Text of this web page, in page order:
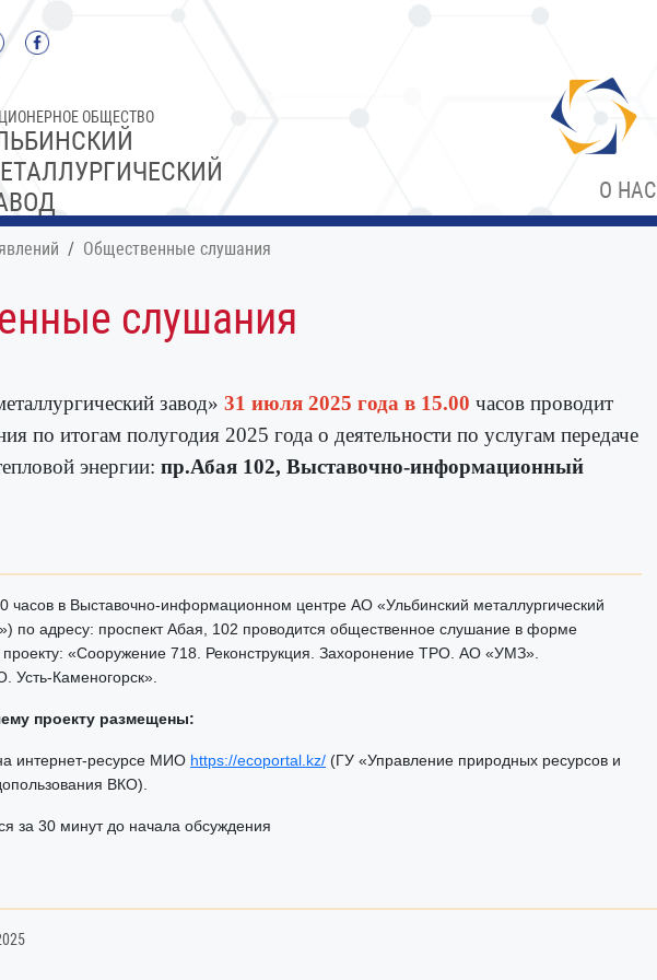
ОБЩЕСТВО
О НАС
Общественные слушания
слушания
завод» 31 июля 2025 года в 15.00 часов проводит
по итогам полугодия 2025 года о деятельности по услугам передаче
энергии: пр.Абая 102, Выставочно-информационный
часов в Выставочно-информационном центре АО «Ульбинский металлургический
по адресу: проспект Абая, 102 проводится общественное слушание в форме
«Сооружение 718. Реконструкция. Захоронение ТРО. АО «УМЗ».
Усть-Каменогорск».
проекту размещены:
интернет-ресурсе МИО https://ecoportal.kz/ (ГУ «Управление природных ресурсов и
ВКО).
за 30 минут до начала обсуждения